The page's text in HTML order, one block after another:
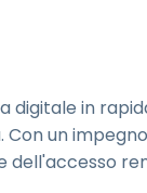
digitale in
un
dell'accesso